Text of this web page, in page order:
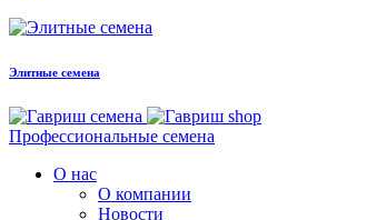
Элитные семена
Профессиональные семена
О нас
О компании
Новости